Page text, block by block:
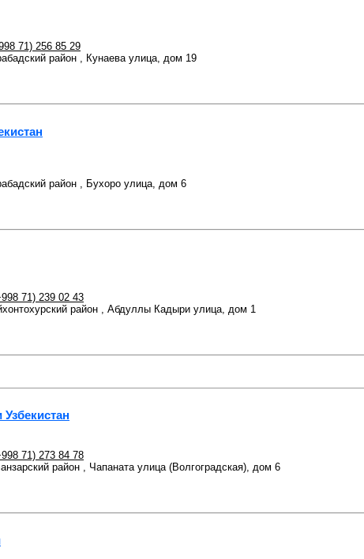
71) 256 85 29
район , Кунаева улица, дом 19
район , Бухоро улица, дом 6
71) 239 02 43
район , Абдуллы Кадыри улица, дом 1
71) 273 84 78
район , Чапаната улица (Волгоградская), дом 6